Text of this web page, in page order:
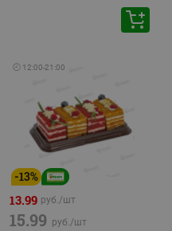
🕘 12:00-21:00
-13%
13.99 руб./шт
15.99 руб./шт